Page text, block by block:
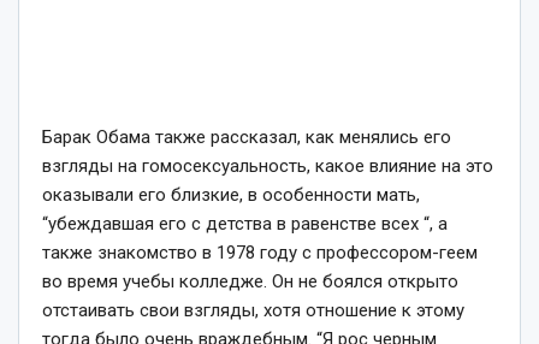
Барак Обама также рассказал, как менялись его
взгляды на гомосексуальность, какое влияние на это
оказывали его близкие, в особенности мать,
“убеждавшая его с детства в равенстве всех “, а
также знакомство в 1978 году с профессором-геем
во время учебы колледже. Он не боялся открыто
отстаивать свои взгляды, хотя отношение к этому
тогда было очень враждебным. “Я рос черным